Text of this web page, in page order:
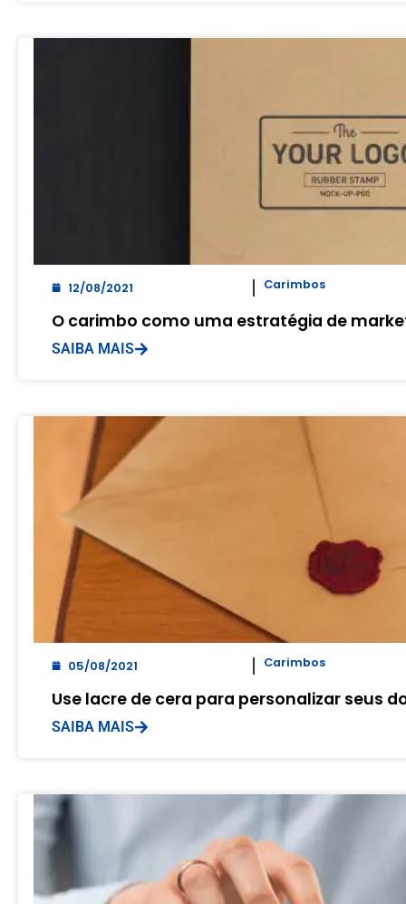
12/08/2021 Carimbos
O carimbo como uma estratégia de
SAIBA MAIS
05/08/2021 Carimbos
Use lacre de cera para personalizar seus
SAIBA MAIS